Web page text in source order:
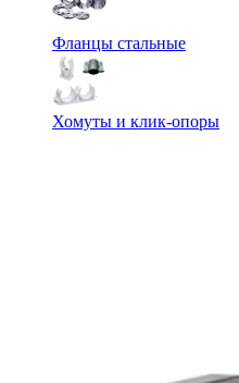
Фланцы стальные
Хомуты и клик-опоры